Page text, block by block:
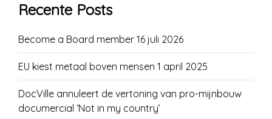
Recente Posts
Become a Board member 16 juli 2026
EU kiest metaal boven mensen 1 april 2025
DocVille annuleert de vertoning van pro-mijnbouw
documercial ‘Not in my country’